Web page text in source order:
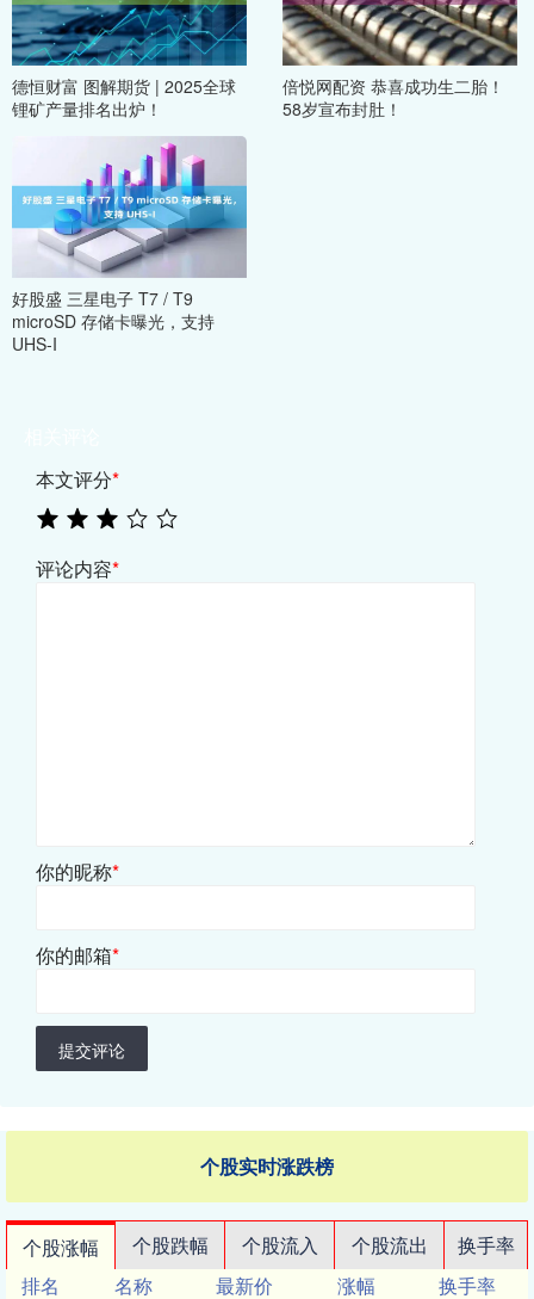
德恒财富 图解期货 | 2025全球
锂矿产量排名出炉！
倍悦网配资 恭喜成功生二胎！
58岁宣布封肚！
好股盛 三星电子 T7 / T9
microSD 存储卡曝光，支持
UHS-I
本文评分*
评论内容*
你的昵称*
你的邮箱*
提交评论
个股实时涨跌榜
个股涨幅 个股跌幅 个股流入 个股流出
换手率
排名
名称 最新价 涨幅
换手率